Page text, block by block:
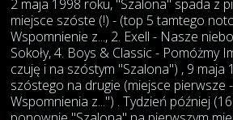
2 maja 1998 roku, "Szalona" spada z
miejsce szóste (!) - (top 5 tamtego
Wspomnienie z..., 2. Exell - Nasze
Sokoły, 4. Boys & Classic - Pomóżmy
czuję i na szóstym "Szalona") , 9 maja
szóstego na drugie (miejsce pierwsze
Wspomnienia z...") . Tydzień później